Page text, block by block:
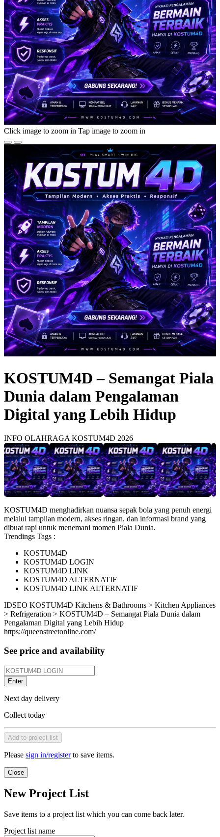
Click image to zoom in Tap image to zoom in
KOSTUM4D – Semangat Piala
Dunia dalam Pengalaman
Digital yang Lebih Hidup
INFO OLAHRAGA KOSTUM4D 2026
KOSTUM4D menghadirkan nuansa sepak bola yang penuh energi
melalui tampilan modern, akses ringan, dan informasi brand yang
dibuat rapi untuk menemani momen Piala Dunia.
Trendings Tags :
KOSTUM4D
KOSTUM4D LOGIN
KOSTUM4D LINK
KOSTUM4D ALTERNATIF
KOSTUM4D LINK ALTERNATIF
IDSEO KOSTUM4D Kitchens & Bathrooms > Kitchen Appliances
> Refrigeration > KOSTUM4D – Semangat Piala Dunia dalam
Pengalaman Digital yang Lebih Hidup
https://queenstreetonline.com/
See price and availability
Enter
Next day delivery
Collect today
Add to project list
Please sign in/registerto save items.
Close
New Project List
Save items to a project list which you can come back later.
Project list name